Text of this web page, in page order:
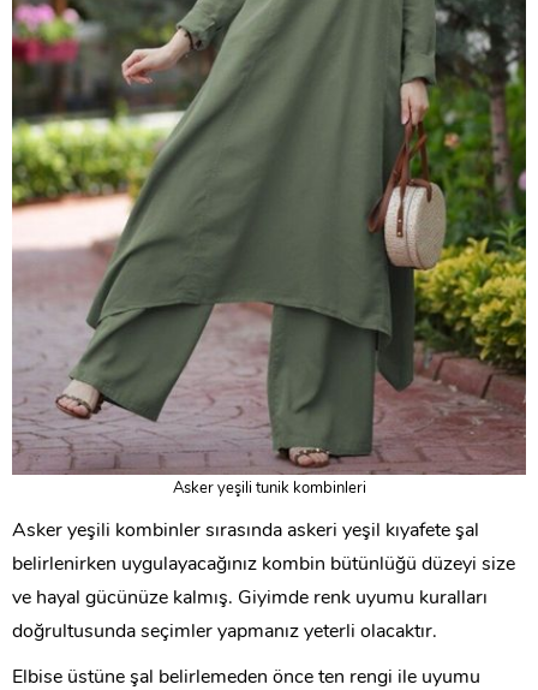
Asker yeşili tunik kombinleri
Asker yeşili kombinler sırasında askeri yeşil kıyafete şal
belirlenirken uygulayacağınız kombin bütünlüğü düzeyi size
ve hayal gücünüze kalmış. Giyimde renk uyumu kuralları
doğrultusunda seçimler yapmanız yeterli olacaktır.
Elbise üstüne şal belirlemeden önce ten rengi ile uyumu